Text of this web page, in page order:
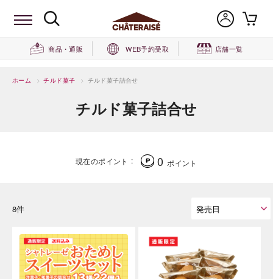
商品・通販 WEB予約受取 店舗一覧
ホーム > チルド菓子 > チルド菓子詰合せ
チルド菓子詰合せ
現在のポイント 0 ポイント
8件